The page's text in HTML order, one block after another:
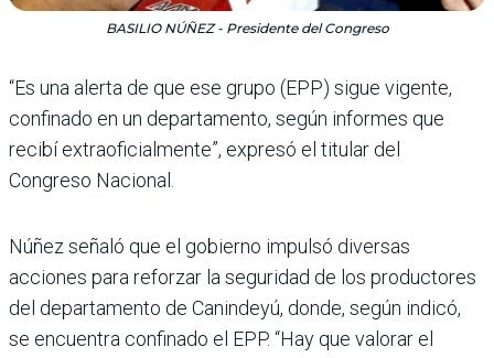
BASILIO NÚÑEZ - Presidente del Congreso
“Es una alerta de que ese grupo (EPP) sigue vigente,
confinado en un departamento, según informes que
recibí extraoficialmente”, expresó el titular del
Congreso Nacional.
Núñez señaló que el gobierno impulsó diversas
acciones para reforzar la seguridad de los productores
del departamento de Canindeyú, donde, según indicó,
se encuentra confinado el EPP. “Hay que valorar el